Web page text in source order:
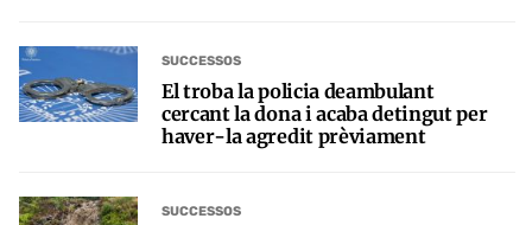
SUCCESSOS
El troba la policia deambulant
cercant la dona i acaba detingut per
haver-la agredit prèviament
SUCCESSOS